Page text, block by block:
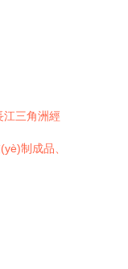
三角洲經
制成品、